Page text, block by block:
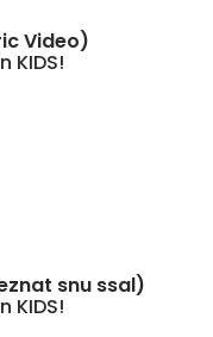
Video)
KIDS!
snu ssal)
KIDS!